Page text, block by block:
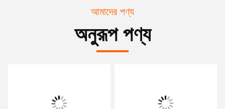
আমাদের পণ্য
অনুরূপ পণ্য